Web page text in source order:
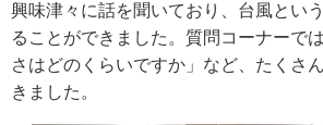
興味津々に話を聞いており、台風とい
ることができました。質問コーナーで
さはどのくらいですか」など、たくさ
きました。